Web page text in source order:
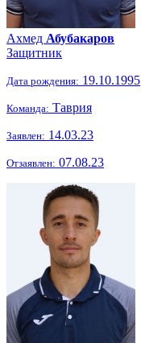
Ахмед Абубакаров
Защитник
Дата рождения: 19.10.1995
Команда: Таврия
Заявлен: 14.03.23
Отзаявлен: 07.08.23